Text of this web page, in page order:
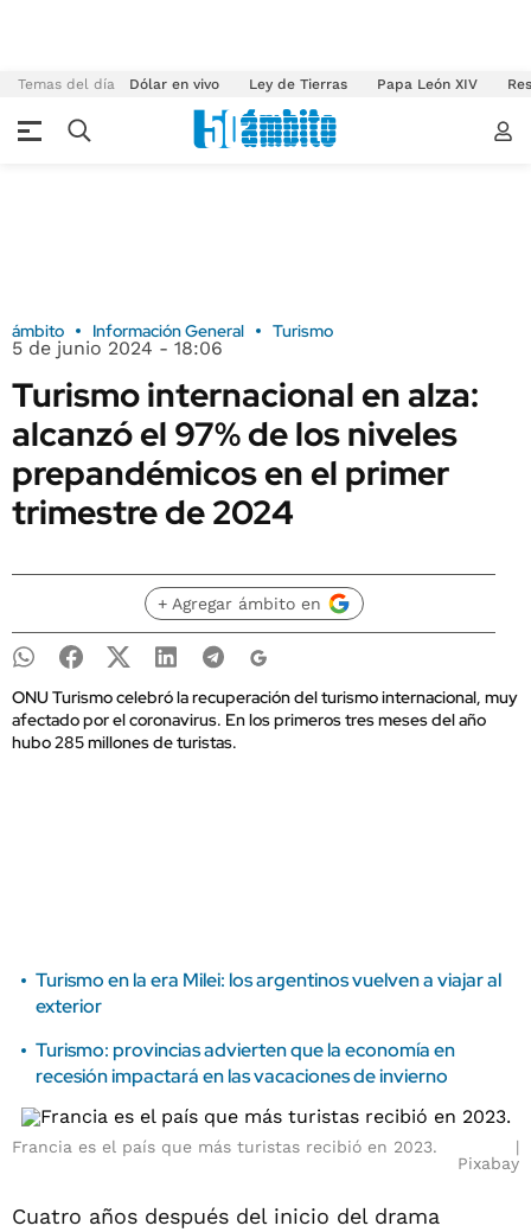
Temas del día Dólar en vivo Ley de Tierras Papa León XIV
ámbito Información General Turismo
5 de junio 2024 - 18:06
Turismo internacional en alza:
alcanzó el 97% de los niveles
prepandémicos en el primer
trimestre de 2024
+ Agregar ámbito en
ONU Turismo celebró la recuperación del turismo internacional, muy
afectado por el coronavirus. En los primeros tres meses del año
hubo 285 millones de turistas.
Turismo en la era Milei: los argentinos vuelven a viajar al
exterior
Turismo: provincias advierten que la economía en
recesión impactará en las vacaciones de invierno
Francia es el país que más turistas recibió en 2023.
Pixabay
Cuatro años después del inicio del drama